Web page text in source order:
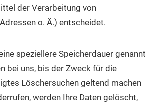
der Verarbeitung von
o. Ä.) entscheidet.
speziellere Speicherdauer genannt
bei uns, bis der Zweck für die
Löschersuchen geltend machen
werden Ihre Daten gelöscht,